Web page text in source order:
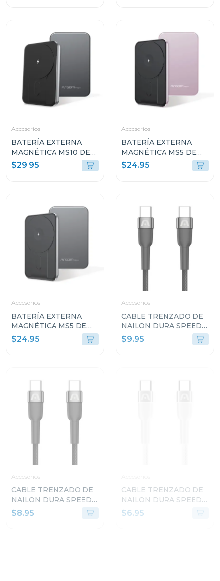
Accesorios
BATERÍA EXTERNA
MAGNÉTICA MS10 DE
1000MAH DE
ALUMINIO ARGPB1162
$29.95
Accesorios
BATERÍA EXTERNA
MAGNÉTICA MS5 DE
5000MAH DE
ALUMINIO ROSA
$24.95
Accesorios
BATERÍA EXTERNA
MAGNÉTICA MS5 DE
5000MAH DE
ALUMINIO ARGPB1160
$24.95
Accesorios
CABLE TRENZADO DE
NAILON DURA SPEED
DE 240W TIPO-C A
TIPO-C PARA CARGA Y
$9.95
Accesorios
CABLE TRENZADO DE
NAILON DURA SPEED
DE 100W TIPO C EN
AMBOS LADOS DE 3M
$8.95
CABLE TRENZADO DE
NAILON DURA SPEED
DE 65W TIPO C EN
AMBOS LADOS DE 1.8M
$6.95